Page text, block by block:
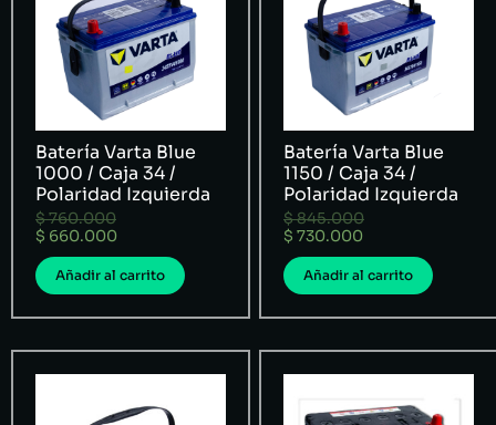
Batería Varta Blue
1000 / Caja 34 /
Polaridad Izquierda
$760.000
$ 660.000
Añadir al carrito
Batería Varta Blue
1150 / Caja 34 /
Polaridad Izquierda
$845.000
$ 730.000
Añadir al carrito